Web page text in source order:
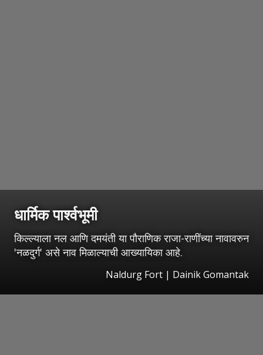
धार्मिक पार्श्वभूमी
किल्ल्याला नल आणि दमयंती या पौराणिक राजा-राणींच्या नावावरुन
'नळदुर्ग' असे नाव मिळाल्याची आख्यायिका आहे.
Naldurg Fort | Dainik Gomantak